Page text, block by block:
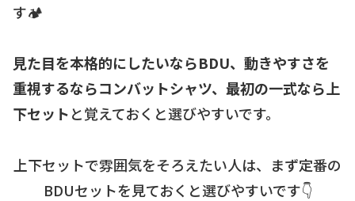
す🏕
見た目を本格的にしたいならBDU、動きやすさを
重視するならコンバットシャツ、最初の一式なら上
下セットと覚えておくと選びやすいです。
上下セットで雰囲気をそろえたい人は、まず定番の
BDUセットを見ておくと選びやすいです👇